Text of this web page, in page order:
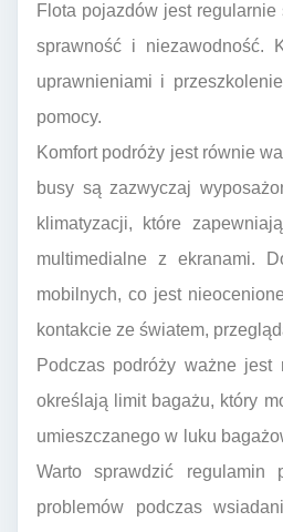
Flota pojazdów jest
sprawność i niezawodność.
uprawnieniami i
pomocy.
Komfort podróży jest równie
busy są zazwyczaj
klimatyzacji, które
multimedialne z ekranami.
mobilnych, co jest
kontakcie ze światem,
Podczas podróży ważne jest
określają limit bagażu, który
umieszczanego w luku
Warto sprawdzić regulamin
problemów podczas